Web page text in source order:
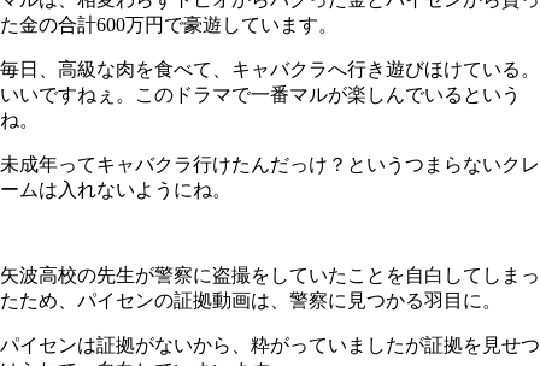
た金の合計600万円で豪遊しています。
毎日、高級な肉を食べて、キャバクラへ行き遊びほけている。
いいですねぇ。このドラマで一番マルが楽しんでいるという
ね。
未成年ってキャバクラ行けたんだっけ？というつまらないクレ
ームは入れないようにね。
矢波高校の先生が警察に盗撮をしていたことを自白してしまっ
たため、パイセンの証拠動画は、警察に見つかる羽目に。
パイセンは証拠がないから、粋がっていましたが証拠を見せつ